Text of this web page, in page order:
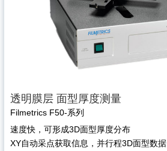
透明膜层 面型厚度测量
Filmetrics F50-系列
速度快，可形成3D面型厚度分布
XY自动采点获取信息，并行程3D面型数据